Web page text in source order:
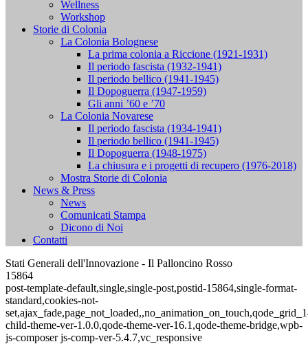
Wellness
Workshop
Storie di Colonia
La Colonia Bolognese
La prima colonia a Riccione (1921-1931)
Il periodo fascista (1932-1941)
Il periodo bellico (1941-1945)
Il Dopoguerra (1947-1959)
Gli anni ’60 e ’70
La Colonia Novarese
Il periodo fascista (1934-1941)
Il periodo bellico (1941-1945)
Il Dopoguerra (1948-1975)
La chiusura e i progetti di recupero (1976-2018)
Mostra Storie di Colonia
News & Press
News
Comunicati Stampa
Dicono di Noi
Contatti
Stati Generali dell'Innovazione - Il Palloncino Rosso
15864
post-template-default,single,single-post,postid-15864,single-format-
standard,cookies-not-
child-theme-ver-1.0.0,qode-theme-ver-16.1,qode-theme-bridge,wpb-
js-composer js-comp-ver-5.4.7,vc_responsive